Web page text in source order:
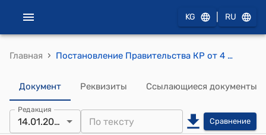
KG RU
Главная › Постановление Правительства КР от 4 июля 1994 года N 470 "О ходе выполнения постановления Правительства Кыргызской Республики от 1 декабря 1993 года N 588 "О неотложных мерах по усилению адресной социальной защиты населения"
Документ Реквизиты Ссылающиеся документы
Редакция
14.01.2022 Сравнение